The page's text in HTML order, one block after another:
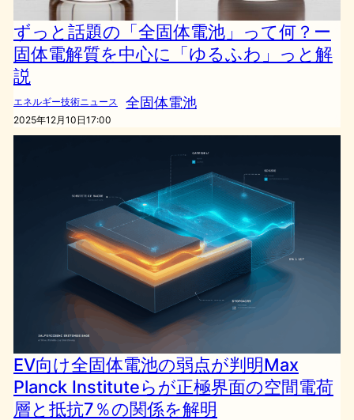
ずっと話題の「全固体電池」って何？ー
固体電解質を中心に「ゆるふわ」っと解
説
エネルギー技術ニュース 全固体電池
2025年12月10日17:00
EV向け全固体電池の弱点が判明Max
Planck Instituteらが正極界面の空間電荷
層と抵抗7％の関係を解明